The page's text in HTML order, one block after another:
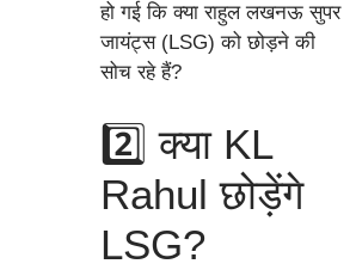
हो गई कि क्या राहुल लखनऊ सुपर
जायंट्स (LSG) को छोड़ने की
सोच रहे हैं?
2️⃣ क्या KL
Rahul छोड़ेंगे
LSG?